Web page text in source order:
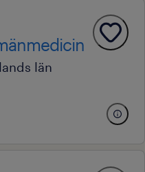
län